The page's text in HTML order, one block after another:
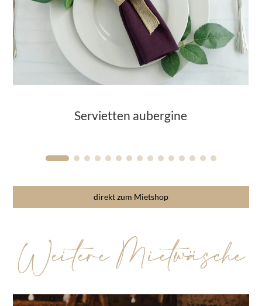
Servietten aubergine
direkt zum Mietshop
Weitere Mietwäsche